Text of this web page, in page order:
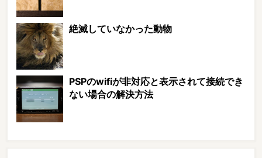
絶滅していなかった動物
PSPのwifiが非対応と表示されて接続でき
ない場合の解決方法